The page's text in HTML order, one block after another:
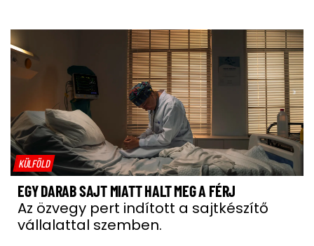
KÜLFÖLD
EGY DARAB SAJT MIATT HALT MEG A FÉRJ
Az özvegy pert indított a sajtkészítő
vállalattal szemben.